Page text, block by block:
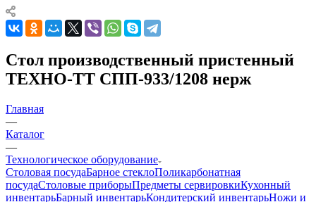
Стол производственный пристенный
ТЕХНО-ТТ СПП-933/1208 нерж
Главная
—
Каталог
—
Технологическое оборудование
Столовая посудаБарное стеклоПоликарбонатная
посудаСтоловые приборыПредметы сервировкиКухонный
инвентарьБарный инвентарьКондитерский инвентарьНожи и